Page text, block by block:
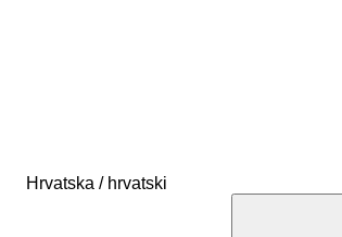
Hrvatska / hrvatski